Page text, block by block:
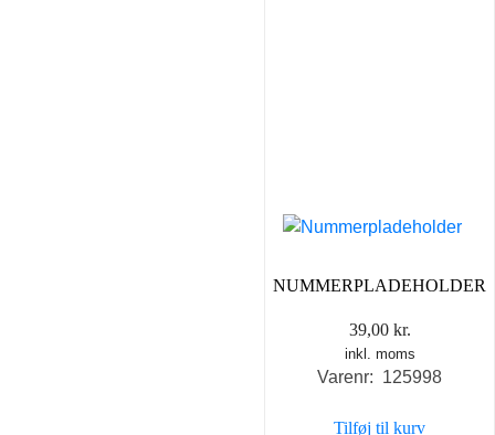
NUMMERPLADEHOLDER
39,00 kr.
inkl. moms
Varenr: 125998
Tilføj til kurv